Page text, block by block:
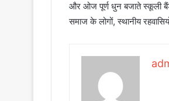
और ओज पूर्ण धुन बजाते स्कूली बैंड
समाज के लोगों, स्थानीय